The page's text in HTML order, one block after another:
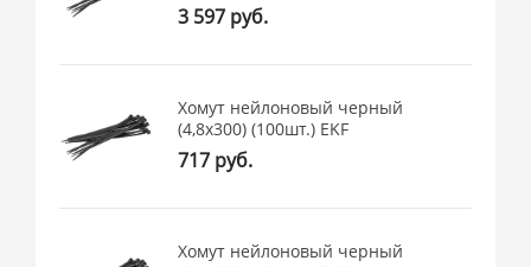
3 597 руб.
Хомут нейлоновый черный
(4,8х300) (100шт.) EKF
717 руб.
Хомут нейлоновый черный